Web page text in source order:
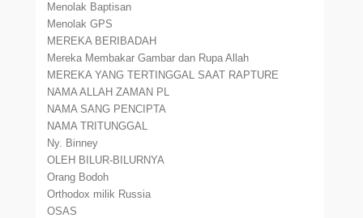
Menolak Baptisan
Menolak GPS
MEREKA BERIBADAH
Mereka Membakar Gambar dan Rupa Allah
MEREKA YANG TERTINGGAL SAAT RAPTURE
NAMA ALLAH ZAMAN PL
NAMA SANG PENCIPTA
NAMA TRITUNGGAL
Ny. Binney
OLEH BILUR-BILURNYA
Orang Bodoh
Orthodox milik Russia
OSAS